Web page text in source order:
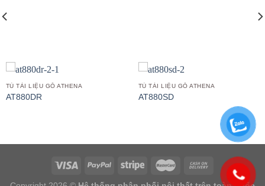
TỦ TÀI LIỆU GỖ ATHENA
AT880DR
TỦ TÀI LIỆU GỖ ATHENA
AT880SD